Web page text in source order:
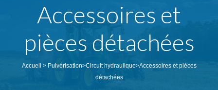
Accessoires et
pièces détachées
Accueil > Pulvérisation>Circuit hydraulique>Accessoires et pièces
détachées